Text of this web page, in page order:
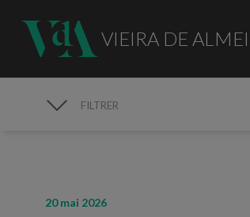
VIEIRA DE
FILTRER
20 mai 2026